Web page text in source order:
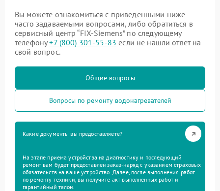
Вы можете ознакомиться с приведенными ниже
часто задаваемыми вопросами, либо обратиться в
сервисный центр “FIX-Siemens” по следующему
телефону+7 (800) 301-55-83 если не нашли ответ на
свой вопрос.
Общие вопросы
Вопросы по ремонту водонагревателей
Какие документы вы предоставляете?
На этапе приема устройства на диагностику и последующий
ремонт вам будет предоставлен заказ-наряд с указанием страховых
обязательств на ваше устройство. Далее, после выполнения работ
по ремонту техники, вы получите акт выполненных работ и
гарантийный талон.